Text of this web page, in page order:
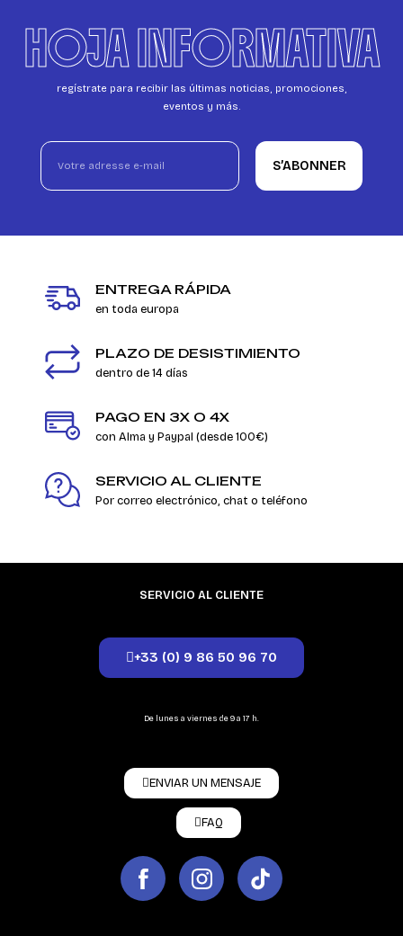
HOJA INFORMATIVA
regístrate para recibir las últimas noticias, promociones,
eventos y más.
S’ABONNER
ENTREGA RÁPIDA
en toda europa
PLAZO DE DESISTIMIENTO
dentro de 14 días
PAGO EN 3X O 4X
con Alma y Paypal (desde 100€)
SERVICIO AL CLIENTE
Por correo electrónico, chat o teléfono
SERVICIO AL CLIENTE
+33 (0) 9 86 50 96 70
De lunes a viernes de 9 a 17 h.
ENVIAR UN MENSAJE
FAQ